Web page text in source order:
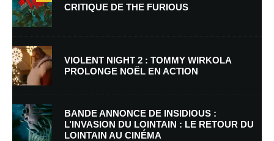
Nom*
E-mail *
Enregistrer mon nom, mon e-mail et mon site dans le navigateur pour
CRITIQUE DE THE FURIOUS
VIOLENT NIGHT 2 : TOMMY WIRKOLA
PROLONGE NOËL EN ACTION
BANDE ANNONCE DE INSIDIOUS :
L’INVASION DU LOINTAIN : LE RETOUR DU
LOINTAIN AU CINÉMA